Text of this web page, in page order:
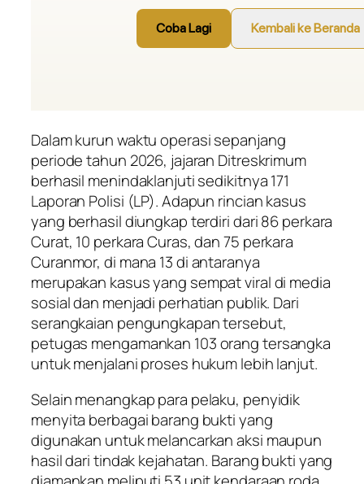
Dalam kurun waktu operasi sepanjang
periode tahun 2026, jajaran Ditreskrimum
berhasil menindaklanjuti sedikitnya 171
Laporan Polisi (LP). Adapun rincian kasus
yang berhasil diungkap terdiri dari 86 perkara
Curat, 10 perkara Curas, dan 75 perkara
Curanmor, di mana 13 di antaranya
merupakan kasus yang sempat viral di media
sosial dan menjadi perhatian publik. Dari
serangkaian pengungkapan tersebut,
petugas mengamankan 103 orang tersangka
untuk menjalani proses hukum lebih lanjut.
Selain menangkap para pelaku, penyidik
menyita berbagai barang bukti yang
digunakan untuk melancarkan aksi maupun
hasil dari tindak kejahatan. Barang bukti yang